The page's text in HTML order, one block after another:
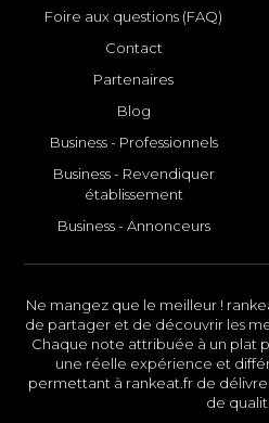
Foire aux questions (FAQ)
Contact
Partenaires
Blog
Business - Professionnels
Business - Revendiquer
établissement
Business - Annonceurs
Ne mangez que le meilleur !
de partager et de découvrir les
Chaque note attribuée à un plat
une réelle expérience et
permettant à rankeat.fr de
de